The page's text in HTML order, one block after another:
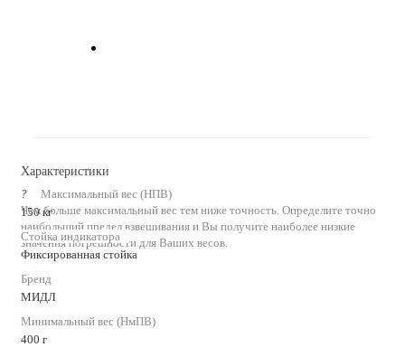
Характеристики
?
Чем больше максимальный вес тем ниже точность. Определите точно
наибольший предел взвешивания и Вы получите наиболее низкие
значения погрешности для Ваших весов.
Максимальный вес (НПВ)
150 кг
Стойка индикатора
Фиксированная стойка
Бренд
МИДЛ
Минимальный вес (НмПВ)
400 г